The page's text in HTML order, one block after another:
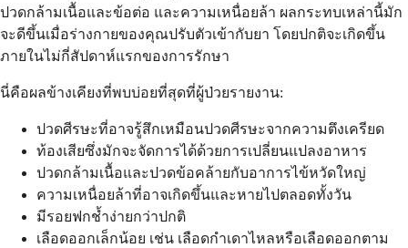
ปวดกล้ามเนื้อและข้อต่อ และความเหนื่อยล้า ผลกระทบเหล่านี้มัก
จะดีขึ้นเมื่อร่างกายของคุณปรับตัวเข้ากับยา โดยปกติจะเกิดขึ้น
ภายในไม่กี่สัปดาห์แรกของการรักษา
นี่คือผลข้างเคียงที่พบบ่อยที่สุดที่ผู้ป่วยรายงาน:
ปวดศีรษะที่อาจรู้สึกเหมือนปวดศีรษะจากความตึงเครียด
ท้องเสียซึ่งมักจะจัดการได้ด้วยการเปลี่ยนแปลงอาหาร
ปวดกล้ามเนื้อและปวดข้อคล้ายกับอาการไข้หวัดใหญ่
ความเหนื่อยล้าที่อาจเกิดขึ้นและหายไปตลอดทั้งวัน
มีรอยฟกช้ำง่ายกว่าปกติ
เลือดออกเล็กน้อย เช่น เลือดกำเดาไหลหรือเลือดออกตาม